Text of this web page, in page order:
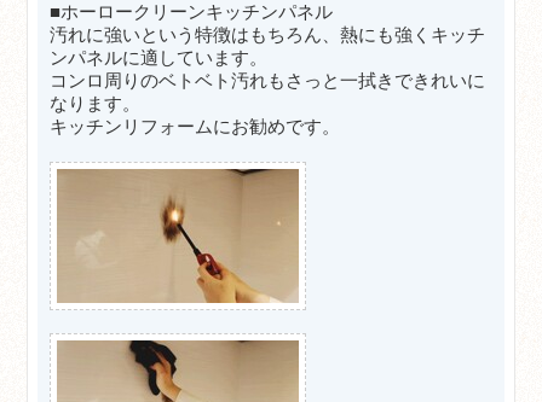
■ホーロークリーンキッチンパネル
汚れに強いという特徴はもちろん、熱にも強くキッチ
ンパネルに適しています。
コンロ周りのベトベト汚れもさっと一拭きできれいに
なります。
キッチンリフォームにお勧めです。